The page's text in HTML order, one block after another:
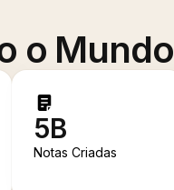
o Mundo
5B
Notas Criadas